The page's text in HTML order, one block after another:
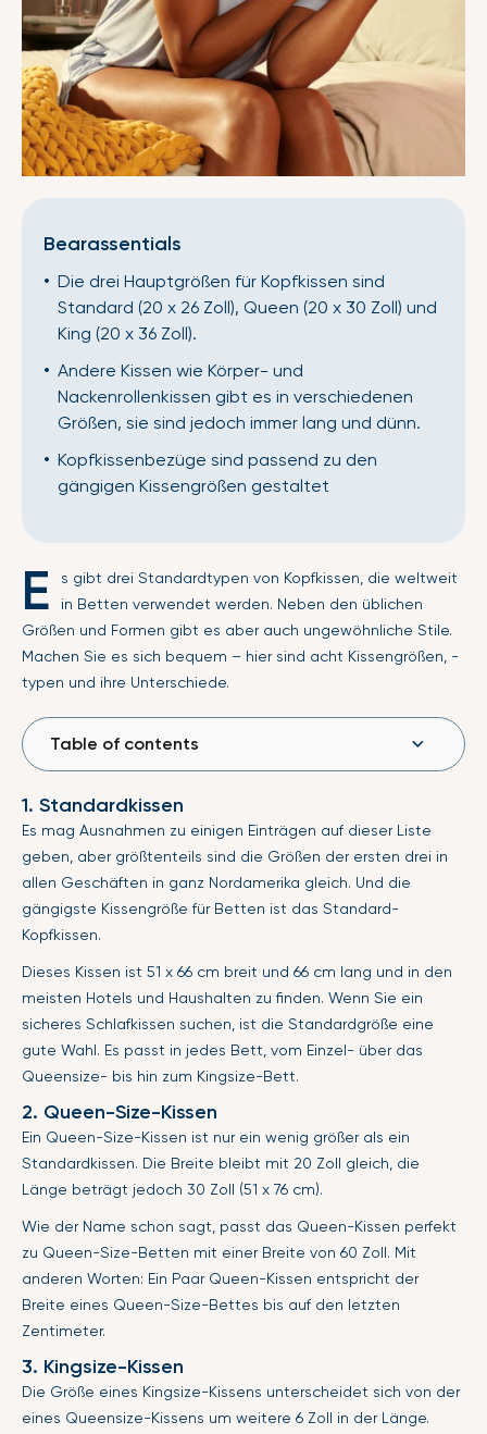
Bearassentials
Die drei Hauptgrößen für Kopfkissen sind
Standard (20 x 26 Zoll), Queen (20 x 30 Zoll) und
King (20 x 36 Zoll).
Andere Kissen wie Körper- und
Nackenrollenkissen gibt es in verschiedenen
Größen, sie sind jedoch immer lang und dünn.
Kopfkissenbezüge sind passend zu den
gängigen Kissengrößen gestaltet
E
s gibt drei Standardtypen von Kopfkissen, die weltweit
in Betten verwendet werden. Neben den üblichen
Größen und Formen gibt es aber auch ungewöhnliche Stile.
Machen Sie es sich bequem – hier sind acht Kissengrößen, -
typen und ihre Unterschiede.
Table of contents
1. Standardkissen
Es mag Ausnahmen zu einigen Einträgen auf dieser Liste
geben, aber größtenteils sind die Größen der ersten drei in
allen Geschäften in ganz Nordamerika gleich. Und die
gängigste Kissengröße für Betten ist das Standard-
Kopfkissen.
Dieses Kissen ist 51 x 66 cm breit und 66 cm lang und in den
meisten Hotels und Haushalten zu finden. Wenn Sie ein
sicheres Schlafkissen suchen, ist die Standardgröße eine
gute Wahl. Es passt in jedes Bett, vom Einzel- über das
Queensize- bis hin zum Kingsize-Bett.
2. Queen-Size-Kissen
Ein Queen-Size-Kissen ist nur ein wenig größer als ein
Standardkissen. Die Breite bleibt mit 20 Zoll gleich, die
Länge beträgt jedoch 30 Zoll (51 x 76 cm).
Wie der Name schon sagt, passt das Queen-Kissen perfekt
zu Queen-Size-Betten mit einer Breite von 60 Zoll. Mit
anderen Worten: Ein Paar Queen-Kissen entspricht der
Breite eines Queen-Size-Bettes bis auf den letzten
Zentimeter.
3. Kingsize-Kissen
Die Größe eines Kingsize-Kissens unterscheidet sich von der
eines Queensize-Kissens um weitere 6 Zoll in der Länge.